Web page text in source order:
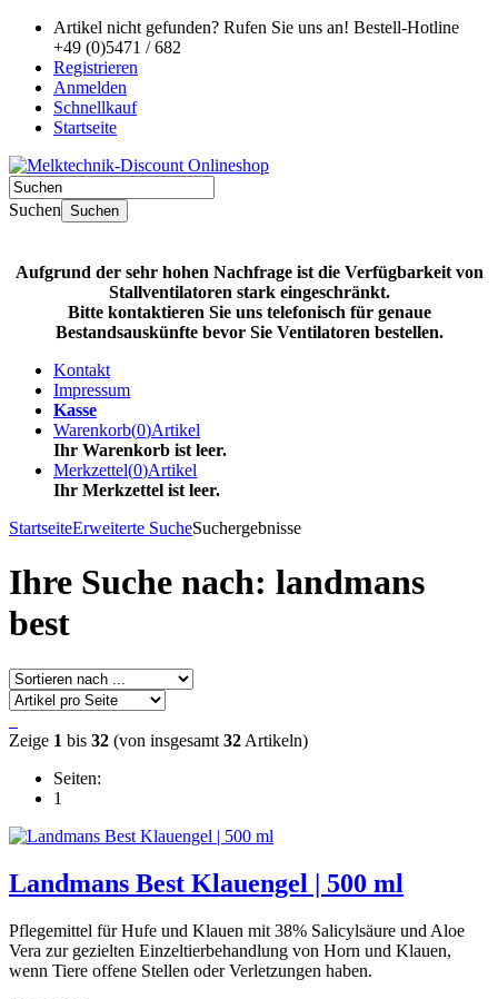
Artikel nicht gefunden? Rufen Sie uns an! Bestell-Hotline
+49 (0)5471 / 682
Registrieren
Anmelden
Schnellkauf
Startseite
Suchen Suchen
Aufgrund der sehr hohen Nachfrage ist die Verfügbarkeit von
Stallventilatoren stark eingeschränkt.
Bitte kontaktieren Sie uns telefonisch für genaue
Bestandsauskünfte bevor Sie Ventilatoren bestellen.
Kontakt
Impressum
Kasse
Warenkorb(0)Artikel
Ihr Warenkorb ist leer.
Merkzettel(0)Artikel
Ihr Merkzettel ist leer.
StartseiteErweiterte SucheSuchergebnisse
Ihre Suche nach: landmans
best
Zeige 1 bis 32 (von insgesamt 32 Artikeln)
Seiten:
1
Landmans Best Klauengel | 500 ml
Pflegemittel für Hufe und Klauen mit 38% Salicylsäure und Aloe
Vera zur gezielten Einzeltierbehandlung von Horn und Klauen,
wenn Tiere offene Stellen oder Verletzungen haben.